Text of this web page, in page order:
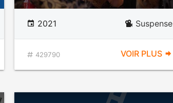
2021 Suspense
429790 VOIR PLUS